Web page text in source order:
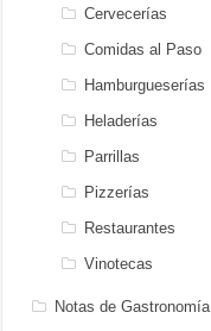
Cervecerías
Comidas al Paso
Hamburgueserías
Heladerías
Parrillas
Pizzerías
Restaurantes
Vinotecas
Notas de Gastronomía